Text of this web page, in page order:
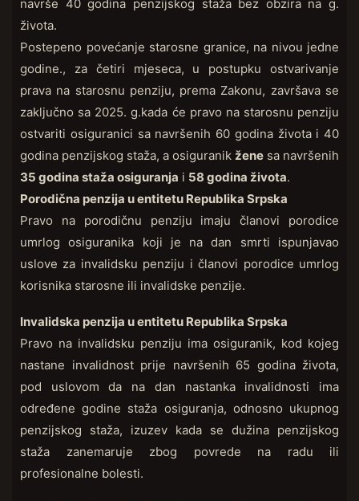
navrše 40 godina penzijskog staža bez obzira na g.
života.
Postepeno povećanje starosne granice, na nivou jedne
godine., za četiri mjeseca, u postupku ostvarivanje
prava na starosnu penziju, prema Zakonu, završava se
zaključno sa 2025. g.kada će pravo na starosnu penziju
ostvariti osiguranici sa navršenih 60 godina života i 40
godina penzijskog staža, a osiguranik žene sa navršenih
35 godina staža osiguranja i 58 godina života.
Porodična penzija u entitetu Republika Srpska
Pravo na porodičnu penziju imaju članovi porodice
umrlog osiguranika koji je na dan smrti ispunjavao
uslove za invalidsku penziju i članovi porodice umrlog
korisnika starosne ili invalidske penzije.
Invalidska penzija u entitetu Republika Srpska
Pravo na invalidsku penziju ima osiguranik, kod kojeg
nastane invalidnost prije navršenih 65 godina života,
pod uslovom da na dan nastanka invalidnosti ima
određene godine staža osiguranja, odnosno ukupnog
penzijskog staža, izuzev kada se dužina penzijskog
staža zanemaruje zbog povrede na radu ili
profesionalne bolesti.